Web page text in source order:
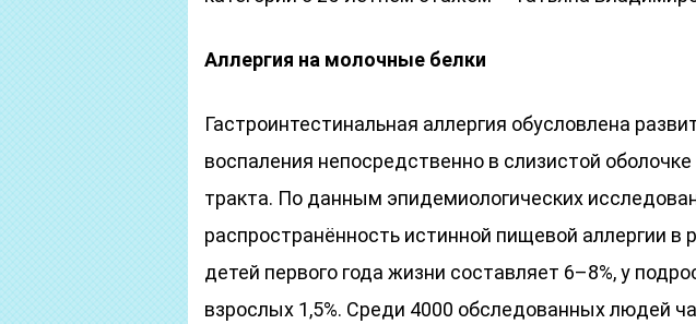
Аллергия на молочные белки
Гастроинтестинальная аллергия обусловлена
воспаления непосредственно в слизистой
тракта. По данным эпидемиологических
распространённость истинной пищевой аллергии в
детей первого года жизни составляет 6–8%, у
взрослых 1,5%. Среди 4000 обследованных людей